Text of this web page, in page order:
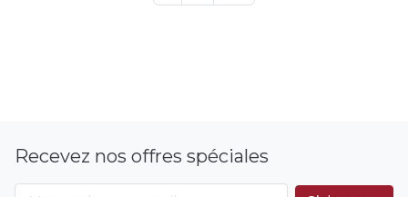
Recevez nos offres spéciales